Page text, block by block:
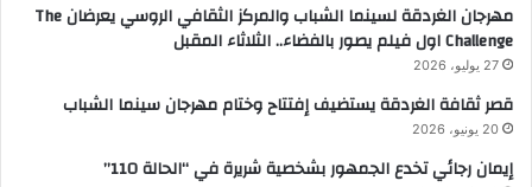
مهرجان الغردقة لسينما الشباب والمركز الثقافي الروسي يعرضان The
Challenge اول فيلم يصور بالفضاء.. الثلاثاء المقبل
27 يوليو، 2026
قصر ثقافة الغردقة يستضيف إفتتاح وختام مهرجان سينما الشباب
20 يونيو، 2026
إيمان رجائي تخدع الجمهور بشخصية شريرة في “الحالة 110”